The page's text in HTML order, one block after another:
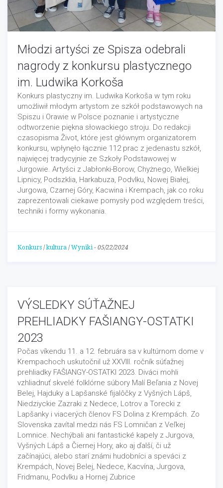
Młodzi artyści ze Spisza odebrali
nagrody z konkursu plastycznego
im. Ludwika Korkoša
Konkurs plastyczny im. Ludwika Korkoša w tym roku
umożliwił młodym artystom ze szkół podstawowych na
Spiszu i Orawie w Polsce poznanie i artystyczne
odtworzenie piękna słowackiego stroju. Do redakcji
czasopisma Život, które jest głównym organizatorem
konkursu, wpłynęło łącznie 112 prac z jedenastu szkół,
najwięcej tradycyjnie ze Szkoły Podstawowej w
Jurgowie. Artyści z Jabłonki-Borow, Chyżnego, Wielkiej
Lipnicy, Podszklia, Harkabuza, Podvlku, Nowej Białej,
Jurgowa, Czarnej Góry, Kacwina i Krempach, jak co roku
zaprezentowali ciekawe pomysły pod względem treści,
techniki i formy wykonania.
Konkurs /kultura /Wyniki - 05/22/2024
VÝSLEDKY SÚŤAŽNEJ
PREHLIADKY FAŠIANGY-OSTATKI
2023
Počas víkendu 11. a 12. februára sa v kultúrnom dome v
Krempachoch uskutočnil už XXVIII. ročník súťažnej
prehliadky FAŠIANGY-OSTATKI 2023. Diváci mohli
vzhliadnuť skvelé folklórne súbory Malí Beľania z Novej
Belej, Hajduky a Lapšanské fijalôčky z Vyšných Lápš,
Niedziyckie Zazraki z Nedece, Lotrov a Torecki z
Lapšanky i viacerých členov FS Dolina z Krempách. Zo
Slovenska zavítal medzi nás FS Lomničan z Veľkej
Lomnice. Nechýbali ani fantastické kapely z Jurgova,
Vyšných Lápš a Čiernej Hory, ako aj ďalší, či už
začínajúci, alebo starí známi hudobníci a speváci z
Krempách, Novej Belej, Nedece, Kacvína, Jurgova,
Fridmanu, Podvlku a Hornej Zubrice